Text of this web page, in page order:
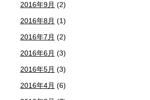
2016年9月 (2)
2016年8月 (1)
2016年7月 (2)
2016年6月 (3)
2016年5月 (3)
2016年4月 (6)